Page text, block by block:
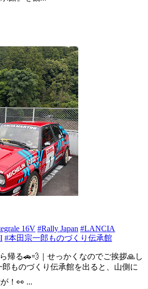
16V #Rally Japan #LANCIA
#本田宗一郎ものづくり伝承館
ら帰る🚗💨｜せっかくなのでご挨拶🙏し
ものづくり伝承館を出ると、山側に
！👀 ...